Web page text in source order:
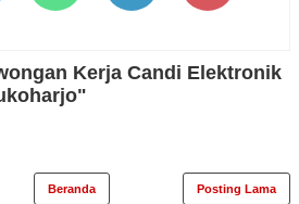
Kerja Candi Elektronik
Posting Lama
Beranda